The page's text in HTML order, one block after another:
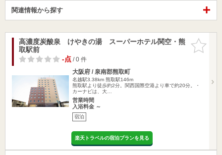
関連情報から探す
お気に入
りに追加
高濃度炭酸泉 けやきの湯 スーパーホテル関空・熊
取駅前
-点/ 0 件
大阪府 / 泉南郡熊取町
名越駅3.38km 熊取駅146m
熊取駅より徒歩約2分。関西国際空港より車で約20分。・
カーナビは、大…
営業時間
入浴料金 ～
宿泊
楽天トラベルの宿泊プランを見る